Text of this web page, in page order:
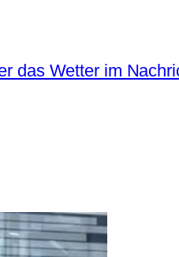
das Wetter im